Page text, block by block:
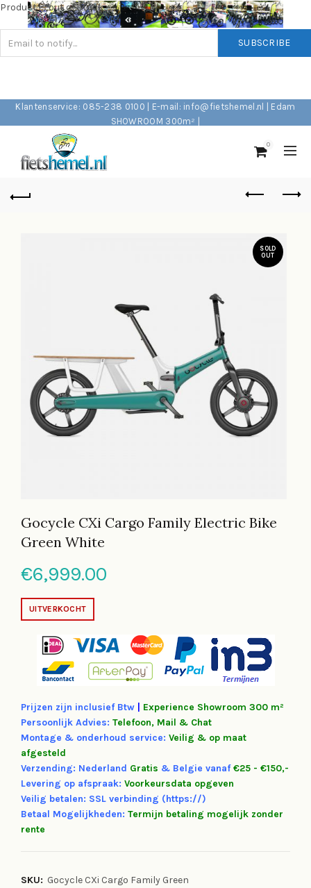
Product is out of stock
SUBSCRIBE
Klantenservice: 085-238 0100 | E-mail: info@fietshemel.nl | Edam
SHOWROOM 300m² |
0
SOLD
OUT
Gocycle CXi Cargo Family Electric Bike
Green White
€6,999.00
UITVERKOCHT
Prijzen zijn inclusief Btw Experience Showroom 300 m²
Persoonlijk Advies: Telefoon, Mail & Chat
Montage & onderhoud service: Veilig & op maat
afgesteld
Verzending: Nederland Gratis & Belgie vanaf €25 - €150,-
Levering op afspraak: Voorkeursdata opgeven
Veilig betalen: SSL verbinding (https://)
Betaal Mogelijkheden: Termijn betaling mogelijk zonder
rente
SKU: Gocycle CXi Cargo Family Green